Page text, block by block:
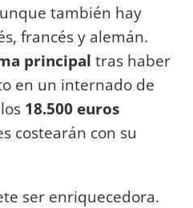
también hay
francés y alemán.
principal tras haber
en un internado de
18.500 euros
costearán con su
ser enriquecedora.